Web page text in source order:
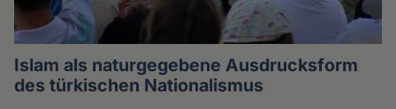
Islam als naturgegebene Ausdrucksform
des türkischen Nationalismus